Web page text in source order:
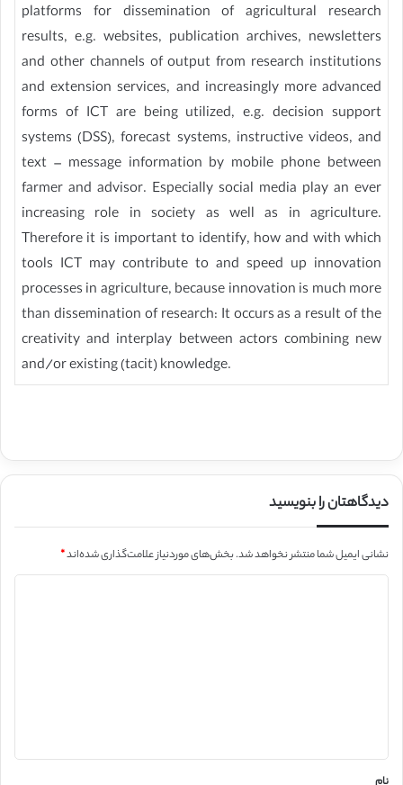
platforms for dissemination of agricultural research
results, e.g. websites, publication archives, newsletters
and other channels of output from research institutions
and extension services, and increasingly more advanced
forms of ICT are being utilized, e.g. decision support
systems (DSS), forecast systems, instructive videos, and
text – message information by mobile phone between
farmer and advisor. Especially social media play an ever
increasing role in society as well as in agriculture.
Therefore it is important to identify, how and with which
tools ICT may contribute to and speed up innovation
processes in agriculture, because innovation is much more
than dissemination of research: It occurs as a result of the
creativity and interplay between actors combining new
and/or existing (tacit) knowledge.
دیدگاهتان را بنویسید
نشانی ایمیل شما منتشر نخواهد شد.بخش‌های موردنیاز علامت‌گذاری شده‌اند*